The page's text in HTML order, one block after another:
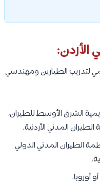
الأردن:
لتدريب الطيارين ومهندسي
الشرق الأوسط للطيران،
الطيران المدني الأردنية.
الطيران المدني الدولي
أوروبا.